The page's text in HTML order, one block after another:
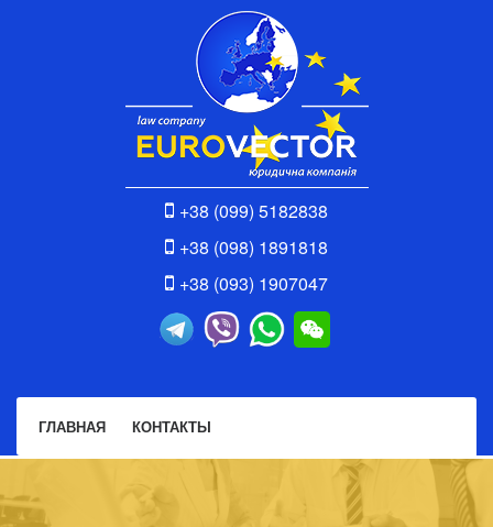
+38 (099) 5182838
+38 (098) 1891818
+38 (093) 1907047
ГЛАВНАЯ КОНТАКТЫ